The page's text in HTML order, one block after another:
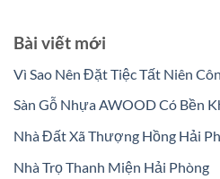
Bài viết mới
Vì Sao Nên Đặt Tiệc Tất Niên
Sàn Gỗ Nhựa AWOOD Có Bền
Nhà Đất Xã Thượng Hồng Hải
Nhà Trọ Thanh Miện Hải Phòng